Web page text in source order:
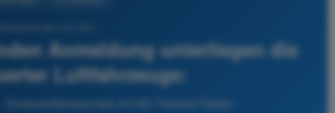
Anmeldung unterliegen die
Luftfahrzeuge:
A1/A3 Theorie-Trainer